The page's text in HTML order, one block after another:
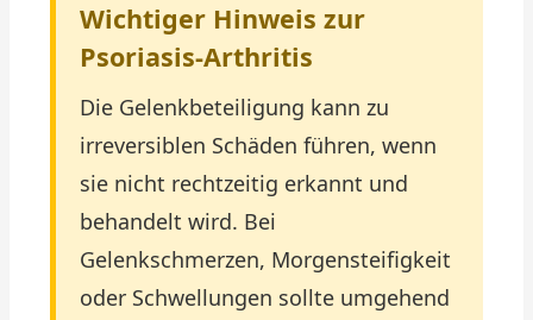
Wichtiger Hinweis zur
Psoriasis-Arthritis
Die Gelenkbeteiligung kann zu
irreversiblen Schäden führen, wenn
sie nicht rechtzeitig erkannt und
behandelt wird. Bei
Gelenkschmerzen, Morgensteifigkeit
oder Schwellungen sollte umgehend